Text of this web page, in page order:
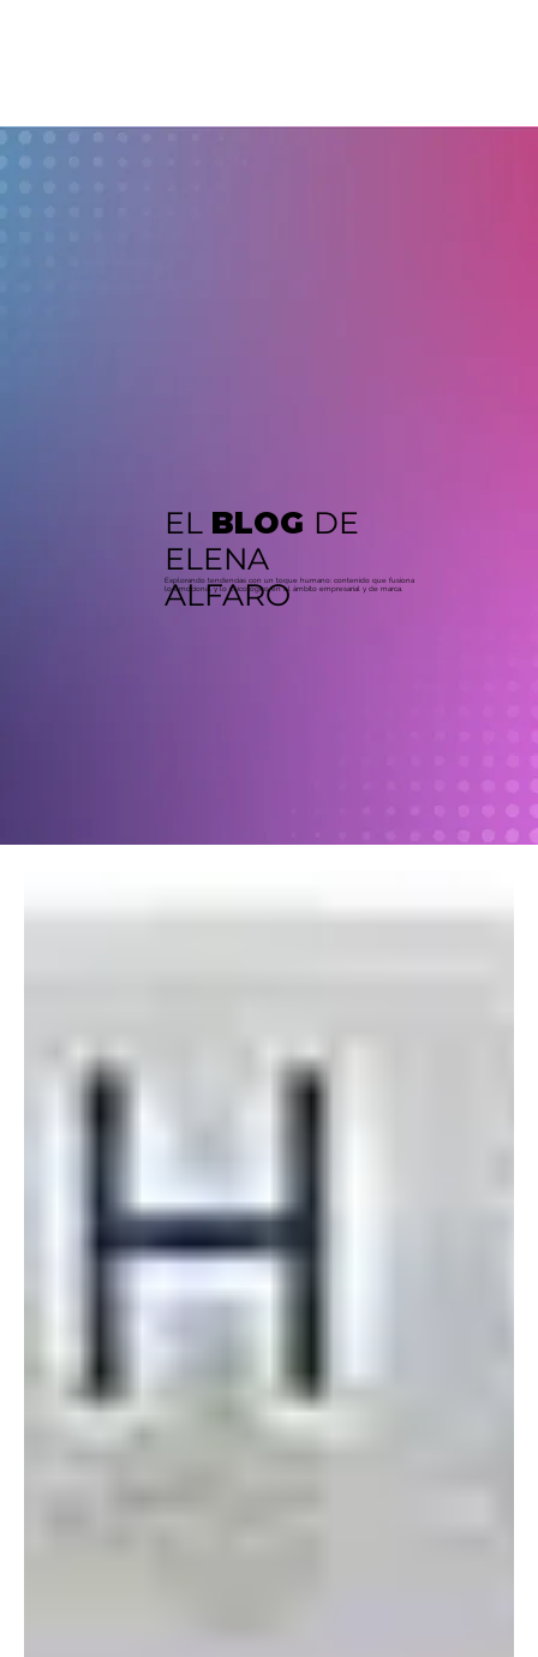
EL BLOG DE
ELENA
ALFARO
Explorando tendencias con un toque humano: contenido que fusiona
lo emocional y lo psicológico en el ámbito empresarial y de marca.